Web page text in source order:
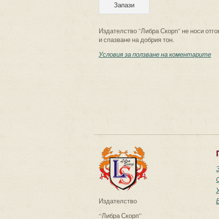
Издателство "Либра Скорп" не носи
и спазване на добрия тон.
Условия за ползване на коментарите
Издателство
“Либра Скорп”